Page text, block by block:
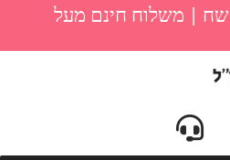
מינימום הזמנה 94.99שח | משלוח חינם מעל